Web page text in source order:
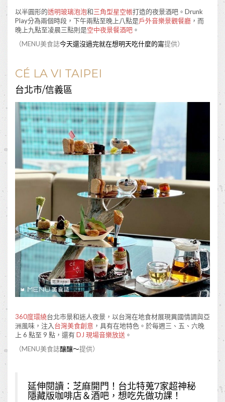
以半圓形的透明玻璃泡泡和三角型星空帳打造的夜景酒吧。Drunk
Play分為兩個時段，下午兩點至晚上八點是戶外音樂景觀餐廳 ，而
晚上九點至凌晨三點則是空中夜景餐酒吧 。
（MENU美食誌今天還沒過完就在想明天吃什麼的甯提供）
CÉ LA VI TAIPEI
台北市/信義區
360度環繞台北市景和迷人夜景，以台灣在地食材展現異國情調與亞
洲風味，注入 台灣美食創意 ，具有在地特色。於每週三、五、六晚
上 6 點至 9 點，還有DJ 現場音樂放送 。
（MENU美食誌釀釀～提供）
延伸閱讀： 芝麻開門！台北特蒐7家超神秘
隱藏版咖啡店＆酒吧，想吃先做功課！